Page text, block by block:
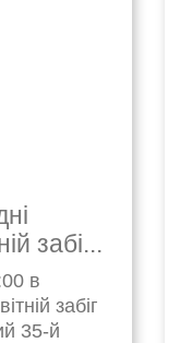
забі...
в
забіг
35-й